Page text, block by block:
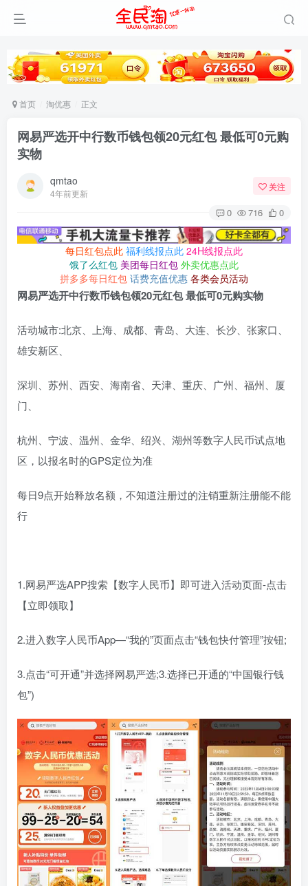
首页 淘优惠 正文
网易严选开中行数币钱包领20元红包 最低可0元购
实物
qmtao
4年前更新
关注
0 716 0
每日红包点此 福利线报点此 24H线报点此
饿了么红包 美团每日红包 外卖优惠点此
拼多多每日红包 话费充值优惠 各类会员活动
网易严选开中行数币钱包领20元红包 最低可0元购实物
活动城市:北京、上海、成都、青岛、大连、长沙、张家口、
雄安新区、
深圳、苏州、西安、海南省、天津、重庆、广州、福州、厦
门、
杭州、宁波、温州、金华、绍兴、湖州等数字人民币试点地
区，以报名时的GPS定位为准
每日9点开始释放名额，不知道注册过的注销重新注册能不能
行
1.网易严选APP搜索【数字人民币】即可进入活动页面-点击
【立即领取】
2.进入数字人民币App—“我的”页面点击“钱包快付管理”按钮;
3.点击“可开通”并选择网易严选;3.选择已开通的“中国银行钱
包”)